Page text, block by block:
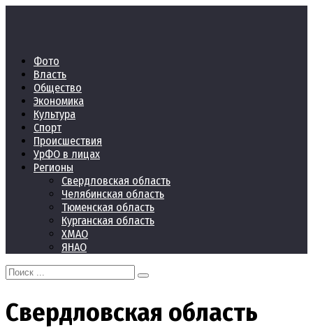
Фото
Власть
Общество
Экономика
Культура
Спорт
Происшествия
УрФО в лицах
Регионы
Свердловская область
Челябинская область
Тюменская область
Курганская область
ХМАО
ЯНАО
Search
for:
Свердловская область